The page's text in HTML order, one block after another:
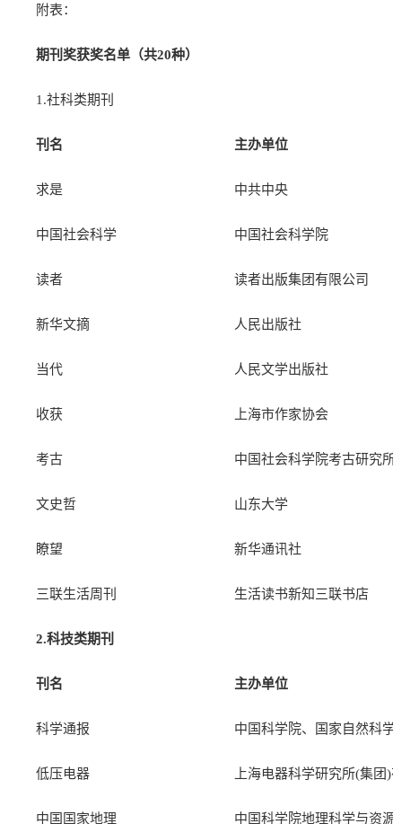
附表：
期刊奖获奖名单（共20种）
1.社科类期刊
刊名 主办单位
求是 中共中央
中国社会科学 中国社会科学院
读者 读者出版集团有限公司
新华文摘 人民出版社
当代 人民文学出版社
收获 上海市作家协会
考古 中国社会科学院考古研究所
文史哲 山东大学
瞭望 新华通讯社
三联生活周刊 生活读书新知三联书店
2.科技类期刊
刊名 主办单位
科学通报 中国科学院、国家自然科学
低压电器 上海电器科学研究所(集团)
中国国家地理 中国科学院地理科学与资源